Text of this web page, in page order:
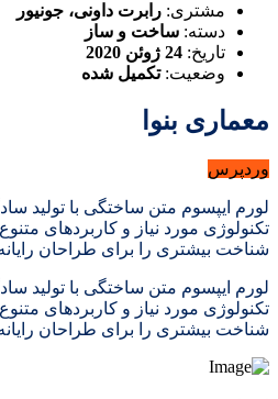
مشتری: رابرت داونی، جونیور
دسته: ساخت و ساز
تاریخ: 24 ژوئن 2020
وضعیت:تکمیل شده
معماری بنوا
وردپرس
لورم ایپسوم متن ساختگی با تولید
تکنولوژی مورد نیاز و کاربردهای
شناخت بیشتری را برای طراحان
لورم ایپسوم متن ساختگی با تولید
تکنولوژی مورد نیاز و کاربردهای
شناخت بیشتری را برای طراحان